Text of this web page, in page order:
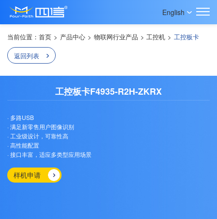
English
当前位置： 首页 > 产品中心 > 物联网行业产品 > 工控机 > 工控板卡
返回列表
工控板卡F4935-R2H-ZKRX
· 多路USB
· 满足新零售用户图像识别
· 工业级设计，可靠性高
· 高性能配置
· 接口丰富，适应多类型应用场景
样机申请